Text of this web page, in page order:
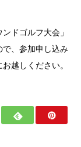
ドゴルフ大会」
で、参加申し込み
越しください。